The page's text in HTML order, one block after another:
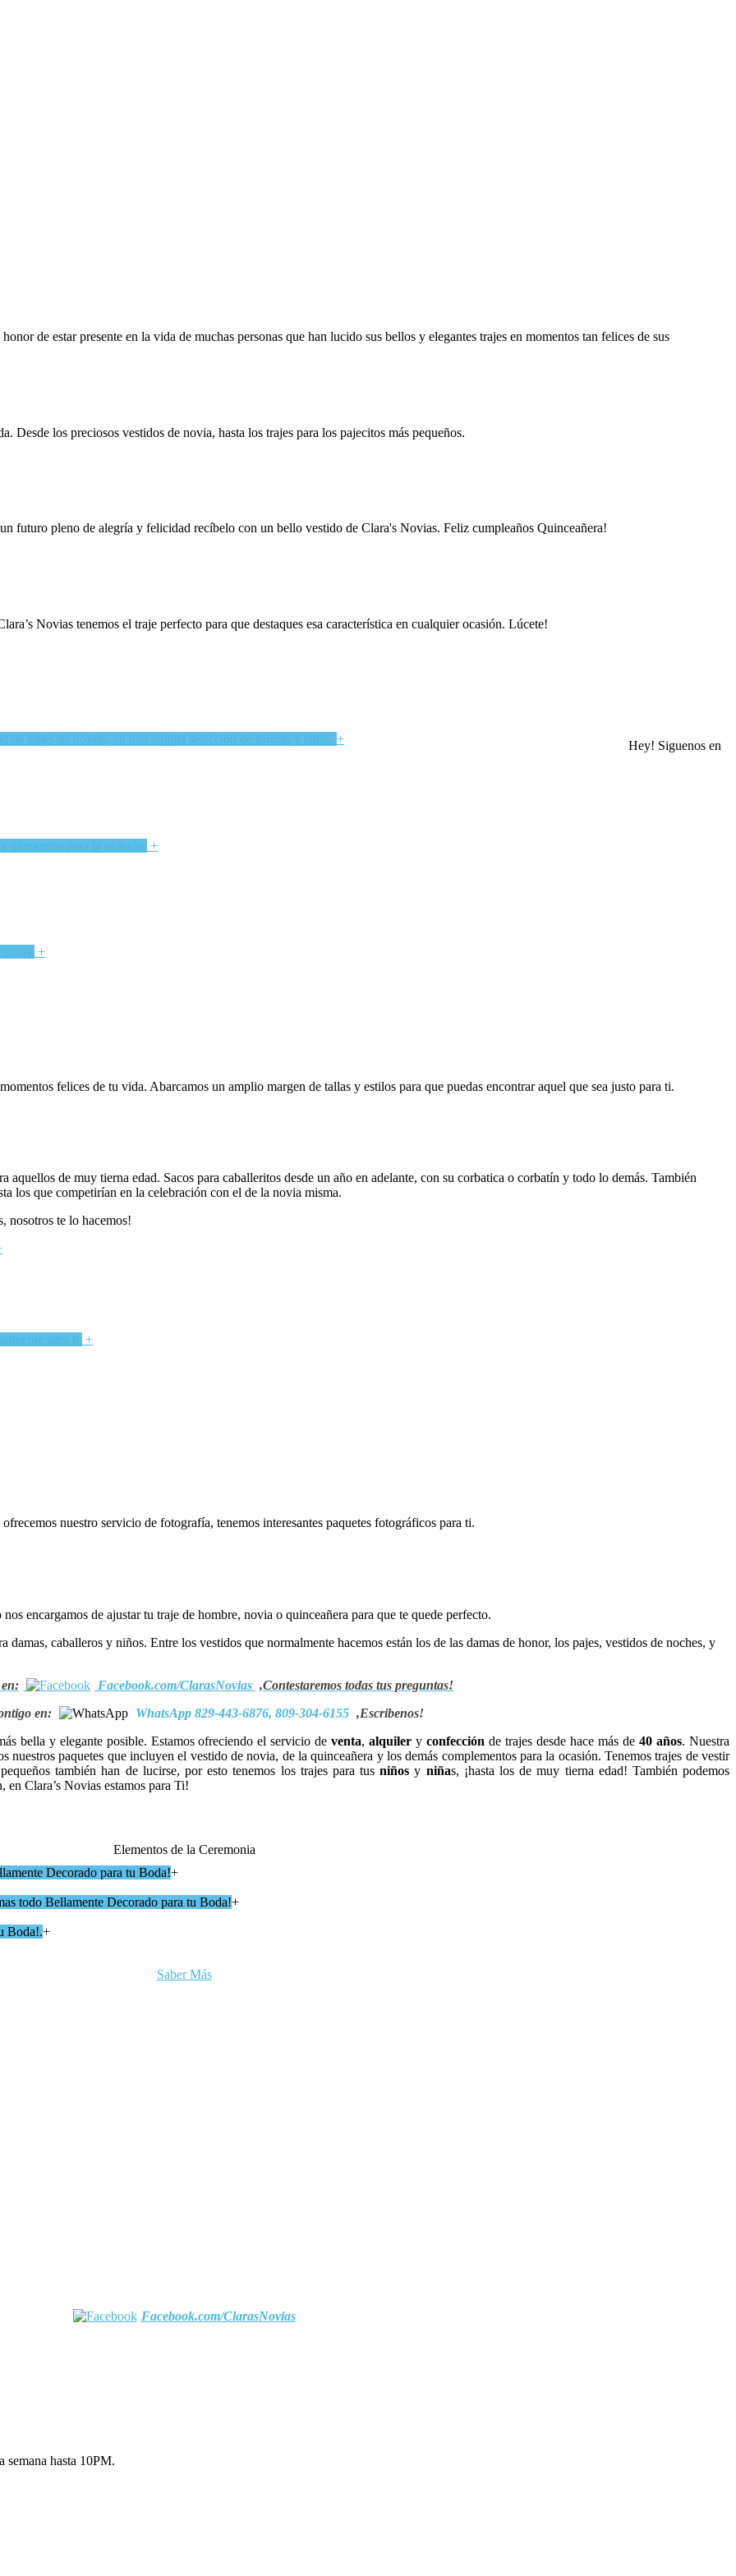
de estar presente en la vida de muchas personas que han lucido sus bellos y elegantes trajes en momentos tan felices de sus
Desde los preciosos vestidos de novia, hasta los trajes para los pajecitos más pequeños.
futuro pleno de alegría y felicidad recíbelo con un bello vestido de Clara's Novias. Feliz cumpleaños Quinceañera!
Novias tenemos el traje perfecto para que destaques esa característica en cualquier ocasión. Lúcete!
Hey! Siguenos en
+
+
+
felices de tu vida. Abarcamos un amplio margen de tallas y estilos para que puedas encontrar aquel que sea justo para ti.
aquellos de muy tierna edad. Sacos para caballeritos desde un año en adelante, con su corbatica o corbatín y todo lo demás. También
los que competirían en la celebración con el de la novia misma.
nosotros te lo hacemos!
+
nuestro servicio de fotografía, tenemos interesantes paquetes fotográficos para ti.
encargamos de ajustar tu traje de hombre, novia o quinceañera para que te quede perfecto.
caballeros y niños. Entre los vestidos que normalmente hacemos están los de las damas de honor, los pajes, vestidos de noches, y
Facebook.com/ClarasNovias ,Contestaremos todas tus preguntas!
en:
WhatsApp 829-443-6876, 809-304-6155 ,Escribenos!
bella y elegante posible. Estamos ofreciendo el servicio deventa,alquiler yconfección de trajes desde hace más de40 años. Nuestra
nuestros paquetes que incluyen el vestido de novia, de la quinceañera y los demás complementos para la ocasión. Tenemos trajes de vestir
también han de lucirse, por esto tenemos los trajes para tusniños y niñas, ¡hasta los de muy tierna edad! También podemos
Clara’s Novias estamos para Ti!
Elementos de la Ceremonia
Decorado para tu Boda!+
todo Bellamente Decorado para tu Boda!+
Boda!.+
Saber Más
Facebook.com/ClarasNovias
hasta 10PM.